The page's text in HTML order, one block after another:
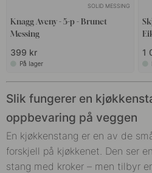
SOLID MESSING
Knagg Aveny - 5-p - Brunet
Messing
399 kr
På lager
1
Slik fungerer en
oppbevaring på veggen
En kjøkkenstang er en av de
forskjell på kjøkkenet. Den ser
stang med kroker – men tilbyr